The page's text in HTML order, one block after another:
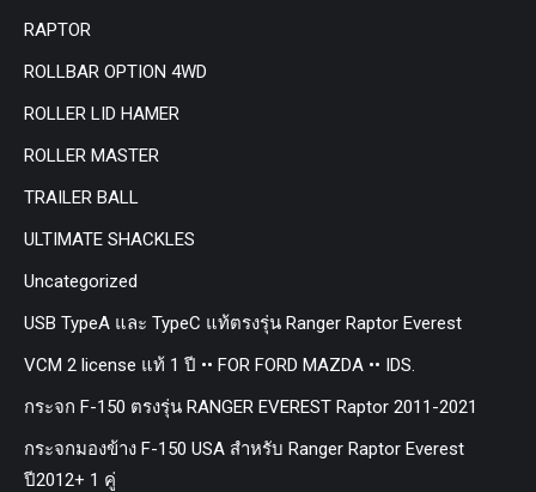
RAPTOR
ROLLBAR OPTION 4WD
ROLLER LID HAMER
ROLLER MASTER
TRAILER BALL
ULTIMATE SHACKLES
Uncategorized
USB TypeA และ TypeC แท้ตรงรุ่น Ranger Raptor Everest
VCM 2 license แท้ 1 ปี •• FOR FORD MAZDA •• IDS.
กระจก F-150 ตรงรุ่น RANGER EVEREST Raptor 2011-2021
กระจกมองข้าง F-150 USA สำหรับ Ranger Raptor Everest
ปี2012+ 1 คู่